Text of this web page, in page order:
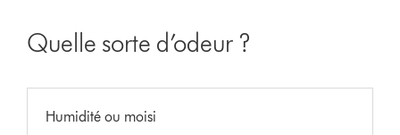
Quelle sorte d’odeur ?
Humidité ou moisi